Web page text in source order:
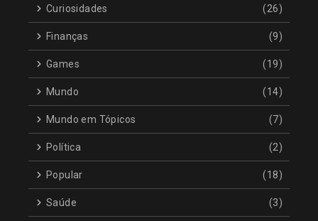
Curiosidades (26)
Finanças (9)
Games (19)
Mundo (14)
Mundo em Tópicos (7)
Política (2)
Popular (18)
Saúde (3)